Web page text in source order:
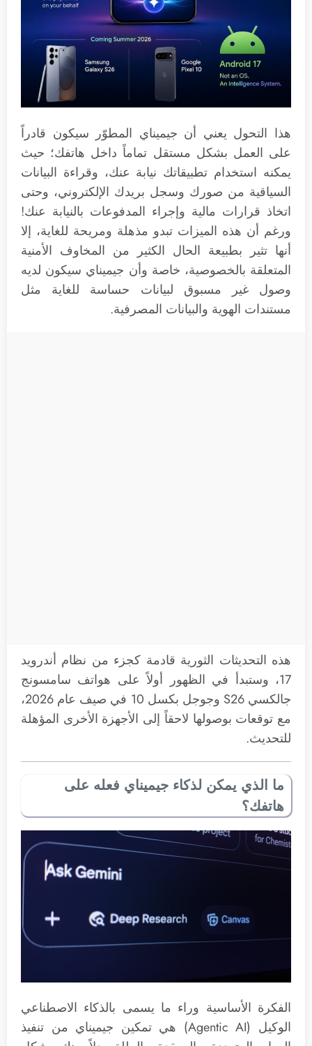
هذا التحول يعني أن جيميناي المطوّر سيكون قادراً
على العمل بشكل مستقل تماماً داخل هاتفك؛ حيث
يمكنه استخدام تطبيقاتك نيابة عنك، وقراءة البيانات
السياقية من صورك وسجل بريدك الإلكتروني، وحتى
اتخاذ قرارات مالية وإجراء المدفوعات بالنيابة عنك!
ورغم أن هذه الميزات تبدو مذهلة ومريحة للغاية، إلا
أنها تثير بطبيعة الحال الكثير من المخاوف الأمنية
المتعلقة بالخصوصية، خاصة وأن جيميناي سيكون لديه
وصول غير مسبوق لبيانات حساسة للغاية مثل
مستندات الهوية والبيانات المصرفية.
هذه التحديثات الثورية قادمة كجزء من نظام أندرويد
17، وستبدأ في الظهور أولاً على هواتف سامسونج
جالكسي S26 وجوجل بكسل 10 في صيف عام 2026،
مع توقعات بوصولها لاحقاً إلى الأجهزة الأخرى المؤهلة
للتحديث.
ما الذي يمكن لذكاء جيميناي فعله على
هاتفك؟
الفكرة الأساسية وراء ما يسمى بالذكاء الاصطناعي
الوكيل (Agentic AI) هي تمكين جيميناي من تنفيذ